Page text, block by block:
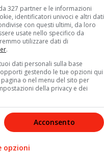
per un
la sua
Anche in
giorni scorsi, il
ore. “
volte affinché questa
di pregare.
327 partner e le informazioni
identificatori univoci e altri dati
con questi ultimi, da loro
usate nello specifico da
utilizzare dati di
.
dati personali sulla base
gestendo le tue opzioni qui
o nel menu del sito per
della privacy e dei
Acconsento
opzioni